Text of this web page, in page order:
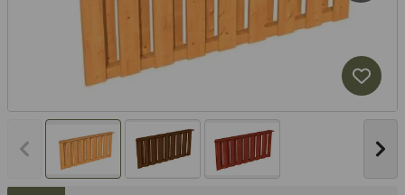
Vorheriges Bild anzeigen